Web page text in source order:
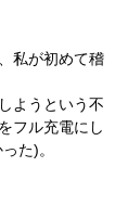
私が初めて稽
ようという不
フル充電にし
た)。